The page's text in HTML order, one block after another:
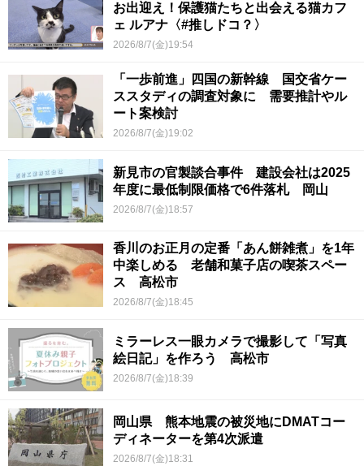
お出迎え！保護猫たちと出会える猫カフ
ェ ルアナ〈#推しドコ？〉
2026/8/7(金)19:54
「一歩前進」四国の新幹線 国交省ケー
ススタディの調査対象に 需要推計やル
ート案検討
2026/8/7(金)19:02
新見市の官製談合事件 建設会社は2025
年度に最低制限価格で6件落札 岡山
2026/8/7(金)18:57
香川のお正月の定番「あん餅雑煮」を1年
中楽しめる 老舗和菓子店の喫茶スペー
ス 高松市
2026/8/7(金)18:45
ミラーレス一眼カメラで撮影して「写真
絵日記」を作ろう 高松市
2026/8/7(金)18:39
岡山県 熊本地震の被災地にDMATコー
ディネーターを第4次派遣
2026/8/7(金)18:31